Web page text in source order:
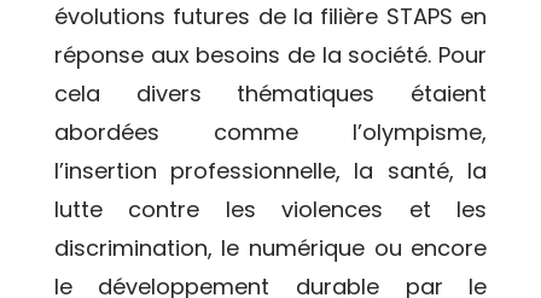
évolutions futures de la filière STAPS en
réponse aux besoins de la société. Pour
cela divers thématiques étaient
abordées comme l’olympisme,
l’insertion professionnelle, la santé, la
lutte contre les violences et les
discrimination, le numérique ou encore
le développement durable par le